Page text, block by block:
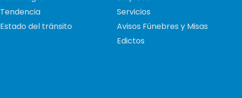
Tendencia
Estado del tránsito
Servicios
Avisos Fúnebres y Misas
Edictos